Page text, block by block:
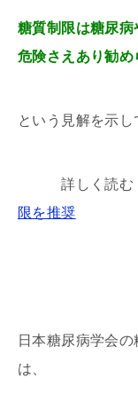
糖質制限は糖尿病
危険さえあり勧め
という見解を示し
詳しく読
限を推奨
日本糖尿病学会
は、